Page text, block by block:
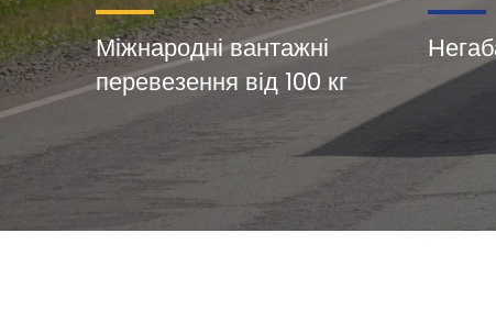
Міжнародні вантажні
перевезення від 100 кг